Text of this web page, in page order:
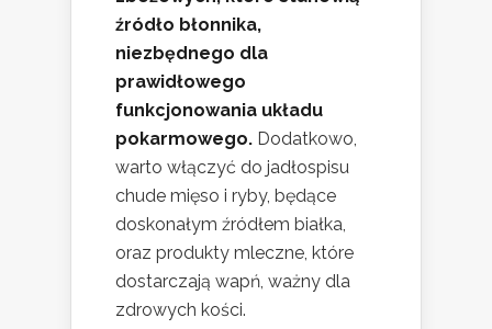
źródło błonnika,
niezbędnego dla
prawidłowego
funkcjonowania układu
pokarmowego. Dodatkowo,
warto włączyć do jadłospisu
chude mięso i ryby, będące
doskonałym źródłem białka,
oraz produkty mleczne, które
dostarczają wapń, ważny dla
zdrowych kości.